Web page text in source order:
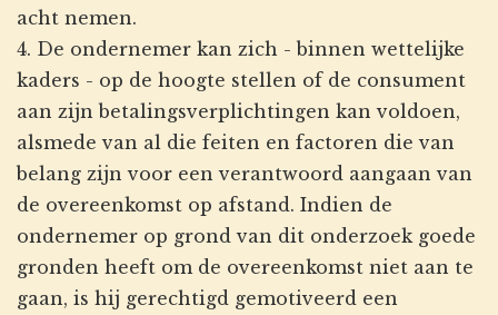
acht nemen.
4. De ondernemer kan zich - binnen wettelijke
kaders - op de hoogte stellen of de consument
aan zijn betalingsverplichtingen kan voldoen,
alsmede van al die feiten en factoren die van
belang zijn voor een verantwoord aangaan van
de overeenkomst op afstand. Indien de
ondernemer op grond van dit onderzoek goede
gronden heeft om de overeenkomst niet aan te
gaan, is hij gerechtigd gemotiveerd een